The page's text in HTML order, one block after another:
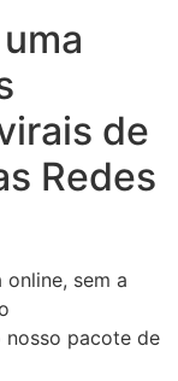
de
Redes
sem a
nosso pacote de